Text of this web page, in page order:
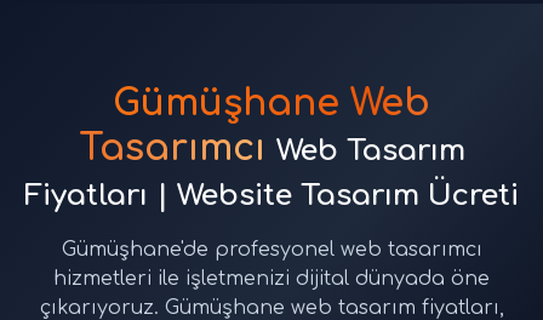
Gümüşhane Web
Tasarımcı Web Tasarım
Fiyatları | Website Tasarım Ücreti
Gümüşhane'de profesyonel web tasarımcı
hizmetleri ile işletmenizi dijital dünyada öne
çıkarıyoruz. Gümüşhane web tasarım fiyatları,